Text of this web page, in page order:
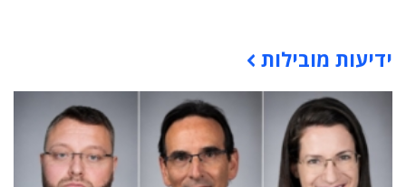
תוכן פרסומי
ידיעות מובילות